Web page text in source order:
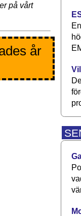
på vårt
år